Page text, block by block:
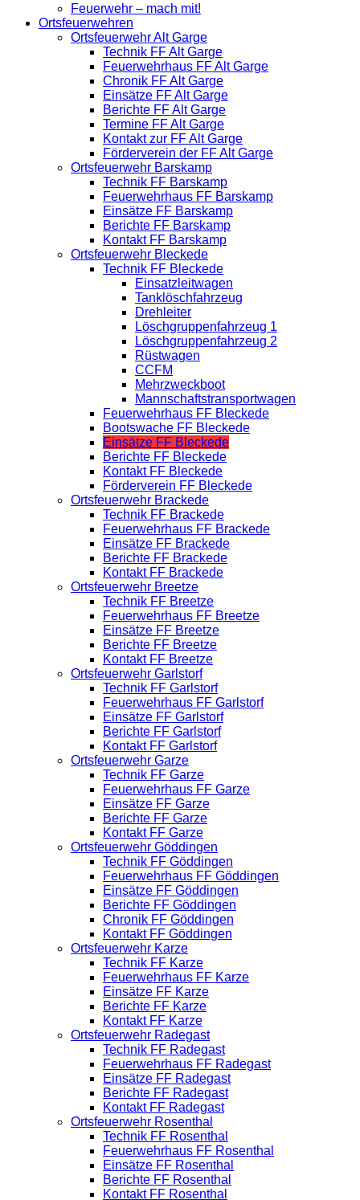
Feuerwehr – mach mit!
Ortsfeuerwehren
Ortsfeuerwehr Alt Garge
Technik FF Alt Garge
Feuerwehrhaus FF Alt Garge
Chronik FF Alt Garge
Einsätze FF Alt Garge
Berichte FF Alt Garge
Termine FF Alt Garge
Kontakt zur FF Alt Garge
Förderverein der FF Alt Garge
Ortsfeuerwehr Barskamp
Technik FF Barskamp
Feuerwehrhaus FF Barskamp
Einsätze FF Barskamp
Berichte FF Barskamp
Kontakt FF Barskamp
Ortsfeuerwehr Bleckede
Technik FF Bleckede
Einsatzleitwagen
Tanklöschfahrzeug
Drehleiter
Löschgruppenfahrzeug 1
Löschgruppenfahrzeug 2
Rüstwagen
CCFM
Mehrzweckboot
Mannschaftstransportwagen
Feuerwehrhaus FF Bleckede
Bootswache FF Bleckede
Einsätze FF Bleckede
Berichte FF Bleckede
Kontakt FF Bleckede
Förderverein FF Bleckede
Ortsfeuerwehr Brackede
Technik FF Brackede
Feuerwehrhaus FF Brackede
Einsätze FF Brackede
Berichte FF Brackede
Kontakt FF Brackede
Ortsfeuerwehr Breetze
Technik FF Breetze
Feuerwehrhaus FF Breetze
Einsätze FF Breetze
Berichte FF Breetze
Kontakt FF Breetze
Ortsfeuerwehr Garlstorf
Technik FF Garlstorf
Feuerwehrhaus FF Garlstorf
Einsätze FF Garlstorf
Berichte FF Garlstorf
Kontakt FF Garlstorf
Ortsfeuerwehr Garze
Technik FF Garze
Feuerwehrhaus FF Garze
Einsätze FF Garze
Berichte FF Garze
Kontakt FF Garze
Ortsfeuerwehr Göddingen
Technik FF Göddingen
Feuerwehrhaus FF Göddingen
Einsätze FF Göddingen
Berichte FF Göddingen
Chronik FF Göddingen
Kontakt FF Göddingen
Ortsfeuerwehr Karze
Technik FF Karze
Feuerwehrhaus FF Karze
Einsätze FF Karze
Berichte FF Karze
Kontakt FF Karze
Ortsfeuerwehr Radegast
Technik FF Radegast
Feuerwehrhaus FF Radegast
Einsätze FF Radegast
Berichte FF Radegast
Kontakt FF Radegast
Ortsfeuerwehr Rosenthal
Technik FF Rosenthal
Feuerwehrhaus FF Rosenthal
Einsätze FF Rosenthal
Berichte FF Rosenthal
Kontakt FF Rosenthal